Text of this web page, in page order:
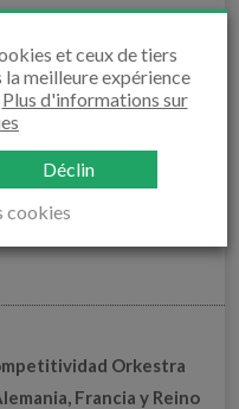
y presidenta del
y economista jefe
macroeconómicos, de
Orkestra
Francia y Reino
et ceux de tiers
meilleure expérience
Plus d'informations sur
Déclin
cookies